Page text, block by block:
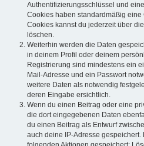
Authentifizierungsschlüssel und
Cookies haben standardmäßig eine
Cookies kannst du jederzeit über
löschen.
Weiterhin werden die Daten
in deinem Profil oder deinem
Registrierung sind mindestens ein
Mail-Adresse und ein Passwort
weitere Daten als notwendig
deren Eingabe ersichtlich.
Wenn du einen Beitrag oder eine
die dort eingegebenen Daten
du einen Beitrag als Entwurf
auch deine IP-Adresse